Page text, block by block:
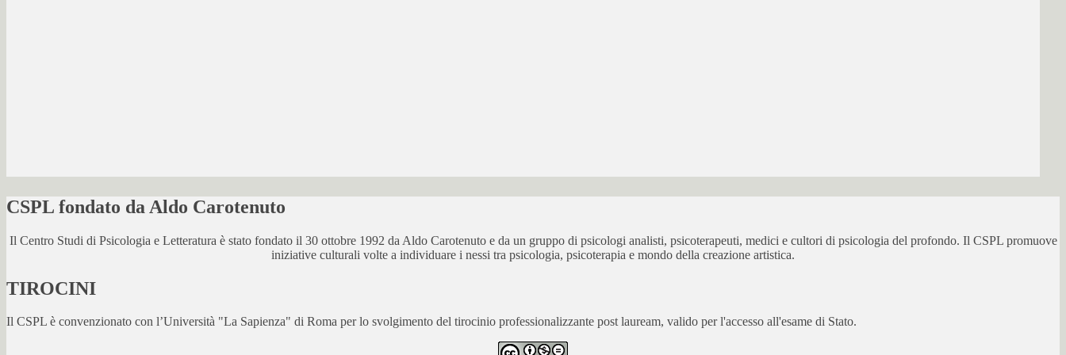
CSPL fondato da Aldo Carotenuto
Il Centro Studi di Psicologia e Letteratura è stato fondato il 30 ottobre 1992 da Aldo Carotenuto e da un gruppo di psicologi analisti, psicoterapeuti, medici e cultori di psicologia del profondo. Il CSPL promuove
iniziative culturali volte a individuare i nessi tra psicologia, psicoterapia e mondo della creazione artistica.
TIROCINI
Il CSPL è convenzionato con l’Università "La Sapienza" di Roma per lo svolgimento del tirocinio professionalizzante post lauream, valido per l'accesso all'esame di Stato.